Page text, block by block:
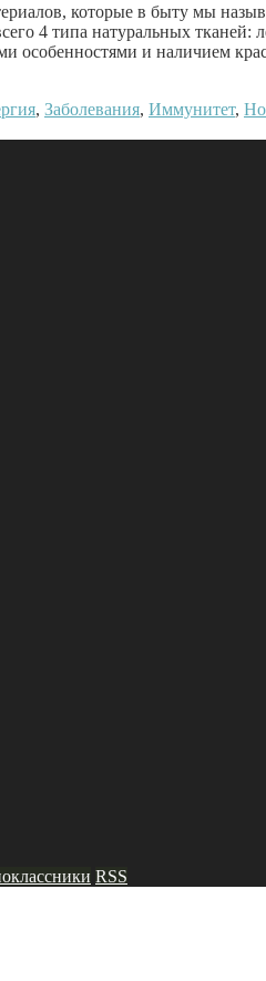
которые в быту мы
4 типа натуральных
особенностями и наличием
, Заболевания, Иммунитет,
RSS